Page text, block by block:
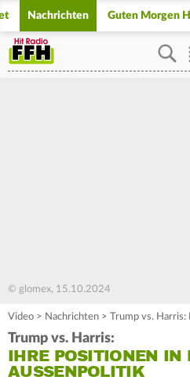
Nachrichten Guten Morgen
© glomex, 15.10.2024
Video > Nachrichten > Trump vs.
Trump vs. Harris:
IHRE POSITIONEN IN
AUSSENPOLITIK